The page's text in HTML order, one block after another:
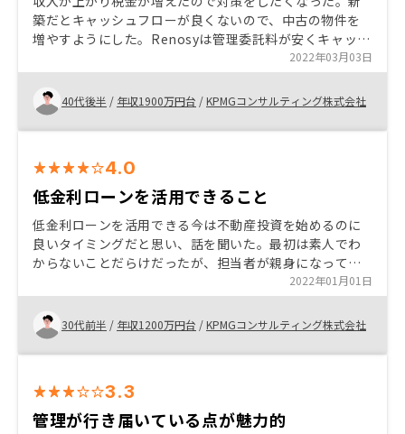
築だとキャッシュフローが良くないので、中古の物件を
増やすようにした。Renosyは管理委託料が安くキャッシ
ュフローが出やすいところが良かったのだが、この度の
サービス改定は非常に残念に思っている。Renosy以外で
購入した物件もアプリに追加できると良い。
2022年03月03日
40代後半 / 年収1900万円台 /KPMGコンサルティング株式会社
4.0
低金利ローンを活用できること
低金利ローンを活用できる今は不動産投資を始めるのに
良いタイミングだと思い、話を聞いた。最初は素人でわ
からないことだらけだったが、担当者が親身になって教
2022年01月01日
30代前半 / 年収1200万円台 /KPMGコンサルティング株式会社
3.3
管理が行き届いている点が魅力的